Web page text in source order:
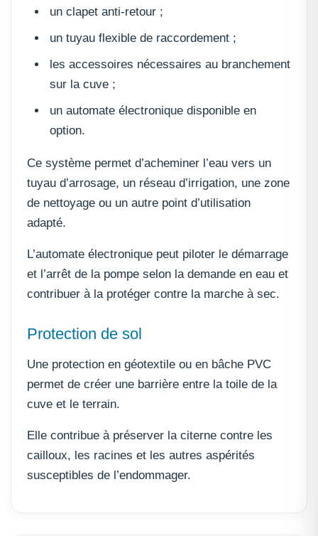
un clapet anti-retour ;
un tuyau flexible de raccordement ;
les accessoires nécessaires au branchement
sur la cuve ;
un automate électronique disponible en
option.
Ce système permet d’acheminer l’eau vers un
tuyau d’arrosage, un réseau d’irrigation, une zone
de nettoyage ou un autre point d’utilisation
adapté.
L’automate électronique peut piloter le démarrage
et l’arrêt de la pompe selon la demande en eau et
contribuer à la protéger contre la marche à sec.
Protection de sol
Une protection en géotextile ou en bâche PVC
permet de créer une barrière entre la toile de la
cuve et le terrain.
Elle contribue à préserver la citerne contre les
cailloux, les racines et les autres aspérités
susceptibles de l’endommager.